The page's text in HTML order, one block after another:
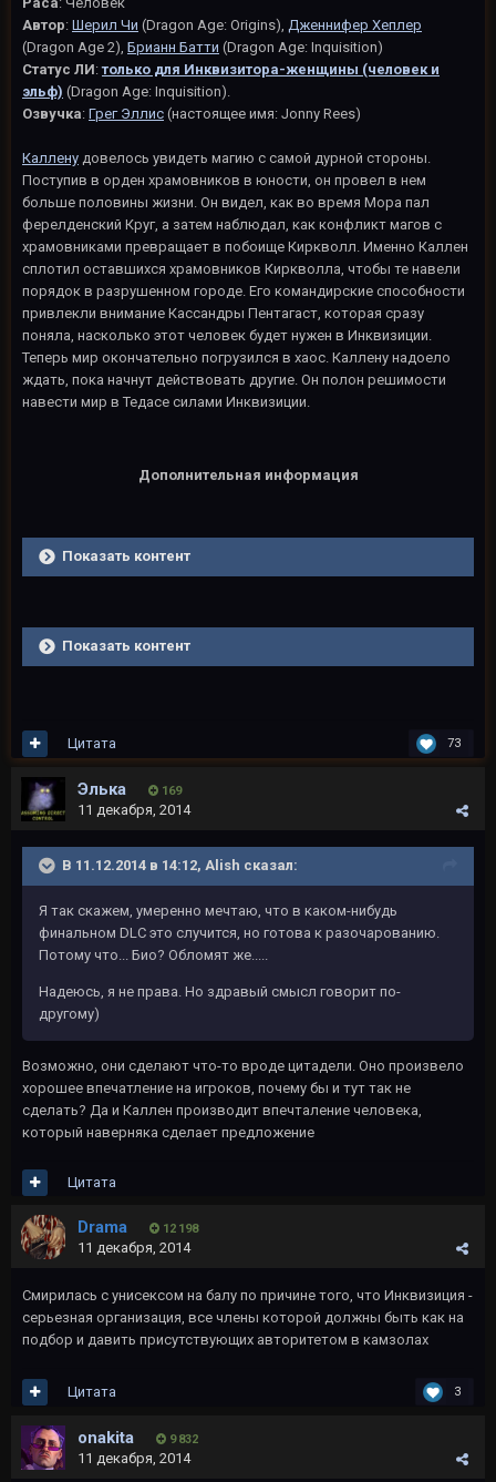
Автор: Шерил Чи (Dragon Age: Origins), Дженнифер Хеплер
(Dragon Age 2), Брианн Батти (Dragon Age: Inquisition)
Статус ЛИ:только для Инквизитора-женщины (человек и
эльф) (Dragon Age: Inquisition).
Озвучка: Грег Эллис (настоящее имя: Jonny Rees)
Каллену довелось увидеть магию с самой дурной стороны.
Поступив в орден храмовников в юности, он провел в нем
больше половины жизни. Он видел, как во время Мора пал
ферелденский Круг, а затем наблюдал, как конфликт магов с
храмовниками превращает в побоище Киркволл. Именно Каллен
сплотил оставшихся храмовников Киркволла, чтобы те навели
порядок в разрушенном городе. Его командирские способности
привлекли внимание Кассандры Пентагаст, которая сразу
поняла, насколько этот человек будет нужен в Инквизиции.
Теперь мир окончательно погрузился в хаос. Каллену надоело
ждать, пока начнут действовать другие. Он полон решимости
навести мир в Тедасе силами Инквизиции.
Дополнительная информация
Показать контент
Показать контент
73
Цитата
Элька 169
11 декабря, 2014
В 11.12.2014 в 14:12, Alish сказал:
Я так скажем, умеренно мечтаю, что в каком-нибудь
финальном DLC это случится, но готова к разочарованию.
Потому что... Био? Обломят же.....
Надеюсь, я не права. Но здравый смысл говорит по-
другому)
Возможно, они сделают что-то вроде цитадели. Оно произвело
хорошее впечатление на игроков, почему бы и тут так не
сделать? Да и Каллен производит впечталение человека,
который наверняка сделает предложение
Цитата
Drama 12 198
11 декабря, 2014
Смирилась с унисексом на балу по причине того, что Инквизиция -
серьезная организация, все члены которой должны быть как на
подбор и давить присутствующих авторитетом в камзолах
3
Цитата
onakita 9 832
11 декабря, 2014